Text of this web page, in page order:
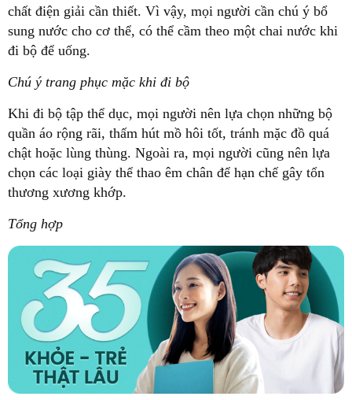
chất điện giải cần thiết. Vì vậy, mọi người cần chú ý bổ
sung nước cho cơ thể, có thể cầm theo một chai nước khi
đi bộ để uống.
Chú ý trang phục mặc khi đi bộ
Khi đi bộ tập thể dục, mọi người nên lựa chọn những bộ
quần áo rộng rãi, thấm hút mồ hôi tốt, tránh mặc đồ quá
chật hoặc lùng thùng. Ngoài ra, mọi người cũng nên lựa
chọn các loại giày thể thao êm chân để hạn chế gây tổn
thương xương khớp.
Tổng hợp